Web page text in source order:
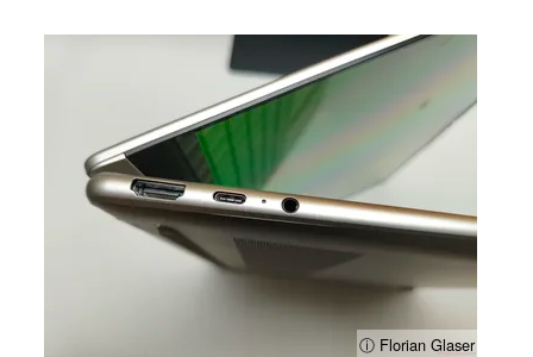
ⓘ Florian Glaser